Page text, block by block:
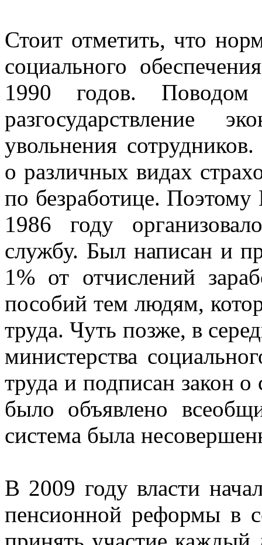
Стоит отметить, что
социального
1990 годов.
разгосударствление
увольнения
о различных видах
по безработице.
1986 году
службу. Был написан и
1% от отчислений
пособий тем людям,
труда. Чуть позже, в
министерства
труда и подписан закон
было объявлено
система была
В 2009 году власти
пенсионной реформы в